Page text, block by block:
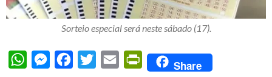
Sorteio especial será neste sábado (17).
WhatsAppMessengerFacebook
Twitter Email PrintFriendly
Share